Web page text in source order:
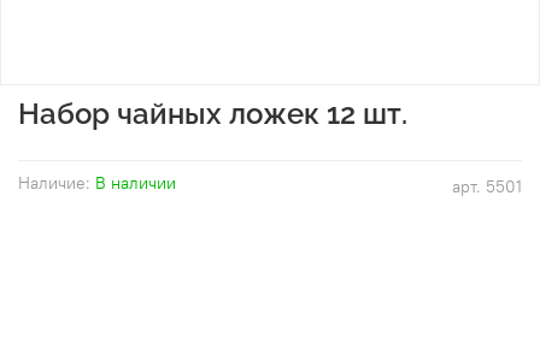
арт. 5501
Наличие: В наличии
Набор чайных ложек 12 шт.